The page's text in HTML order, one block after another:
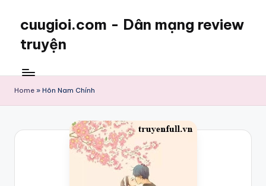
cuugioi.com - Dân mạng review
truyện
Home » Hôn Nam Chính